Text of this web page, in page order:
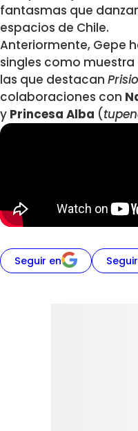
fantasmas que
espacios de Chile.
Anteriormente, Gepe
singles como
las que destacan
colaboraciones con
y Princesa Alba (
Seguir en